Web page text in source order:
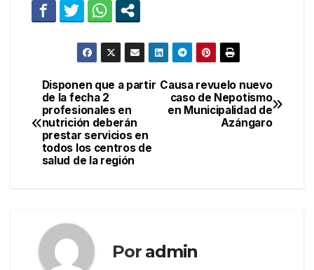
Navegación
de
entradas
Causa revuelo nuevo
caso de Nepotismo
en Municipalidad de
Azángaro
Disponen que a partir
de la fecha 2
profesionales en
nutrición deberán
prestar servicios en
todos los centros de
salud de la región
Por admin